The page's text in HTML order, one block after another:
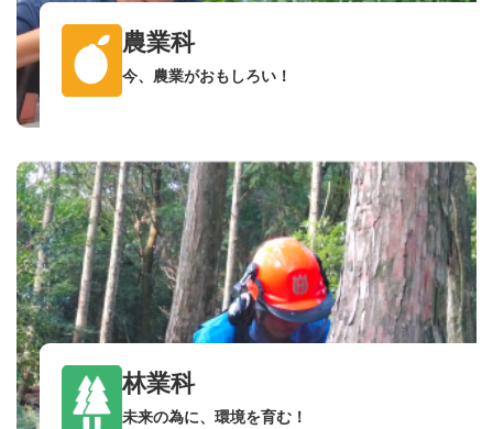
農業科
今、農業がおもしろい！
林業科
未来の為に、環境を育む！